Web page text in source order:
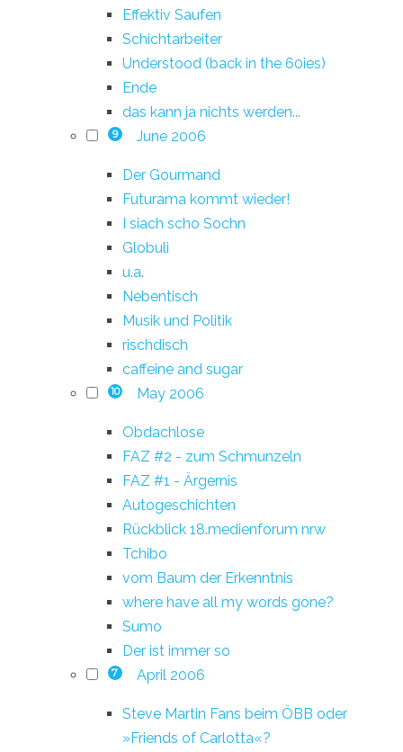
Effektiv Saufen
Schichtarbeiter
Understood (back in the 60ies)
Ende
das kann ja nichts werden...
9 June 2006
Der Gourmand
Futurama kommt wieder!
I siach scho Sochn
Globuli
u.a.
Nebentisch
Musik und Politik
rischdisch
caffeine and sugar
10 May 2006
Obdachlose
FAZ #2 - zum Schmunzeln
FAZ #1 - Ärgernis
Autogeschichten
Rückblick 18.medienforum nrw
Tchibo
vom Baum der Erkenntnis
where have all my words gone?
Sumo
Der ist immer so
7 April 2006
Steve Martin Fans beim ÖBB oder
»Friends of Carlotta«?